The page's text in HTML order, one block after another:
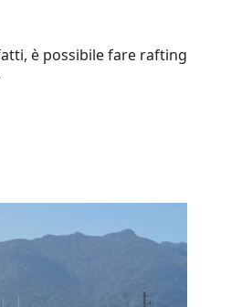
è possibile fare rafting